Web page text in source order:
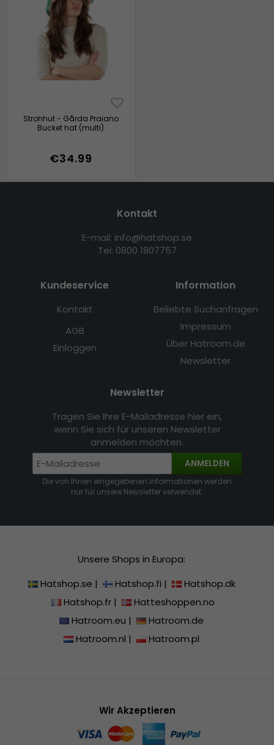
Strohhut - Gårda Praiano
Bucket hat (multi)
€34.99
Kontakt
E-mail: info@hatshop.se
Tel: 0800 1807757
Kundeservice
Kontakt
AGB
Einloggen
Information
Beliebte Suchanfragen
Impressum
Über Hatroom.de
Newsletter
Newsletter
Tragen Sie Ihre E-Mailadresse hier ein,
wenn Sie sich für unseren Newsletter
anmelden möchten.
ANMELDEN
Die von Ihnen eingegebenen Informationen werden
nur für unsere Newsletter verwendet.
Unsere Shops in Europa:
Hatshop.se | Hatshop.fi |
Hatshop.dk
Hatshop.fr|
Hatteshoppen.no
Hatroom.eu |
Hatroom.de
Hatroom.nl | Hatroom.pl
Wir Akzeptieren